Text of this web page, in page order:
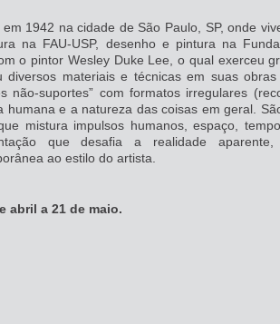
em 1942 na cidade de São Paulo, SP, onde
na FAU-USP, desenho e pintura na
o pintor Wesley Duke Lee, o qual exerceu
diversos materiais e técnicas em suas
não-suportes” com formatos irregulares
humana e a natureza das coisas em geral.
mistura impulsos humanos, espaço,
que desafia a realidade
ao estilo do artista.
abril a 21 de maio.